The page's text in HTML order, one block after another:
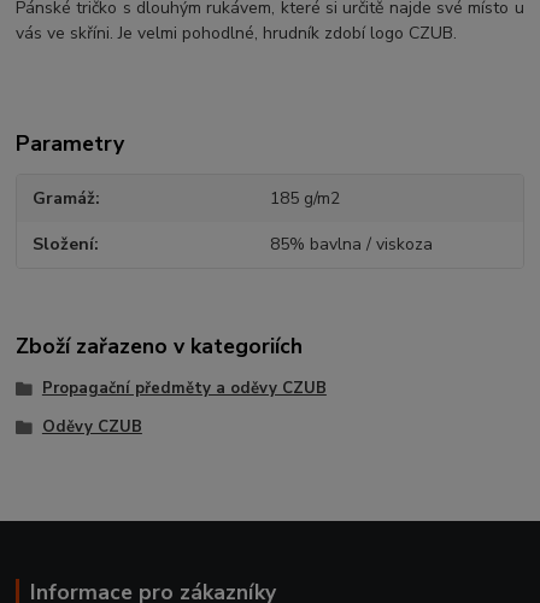
Pánské tričko s dlouhým rukávem, které si určitě najde své místo u
vás ve skříni. Je velmi pohodlné, hrudník zdobí logo CZUB.
Parametry
Gramáž 185 g/m2
Složení 85% bavlna / viskoza
Zboží zařazeno v kategoriích
Propagační předměty a oděvy CZUB
Oděvy CZUB
Informace pro zákazníky